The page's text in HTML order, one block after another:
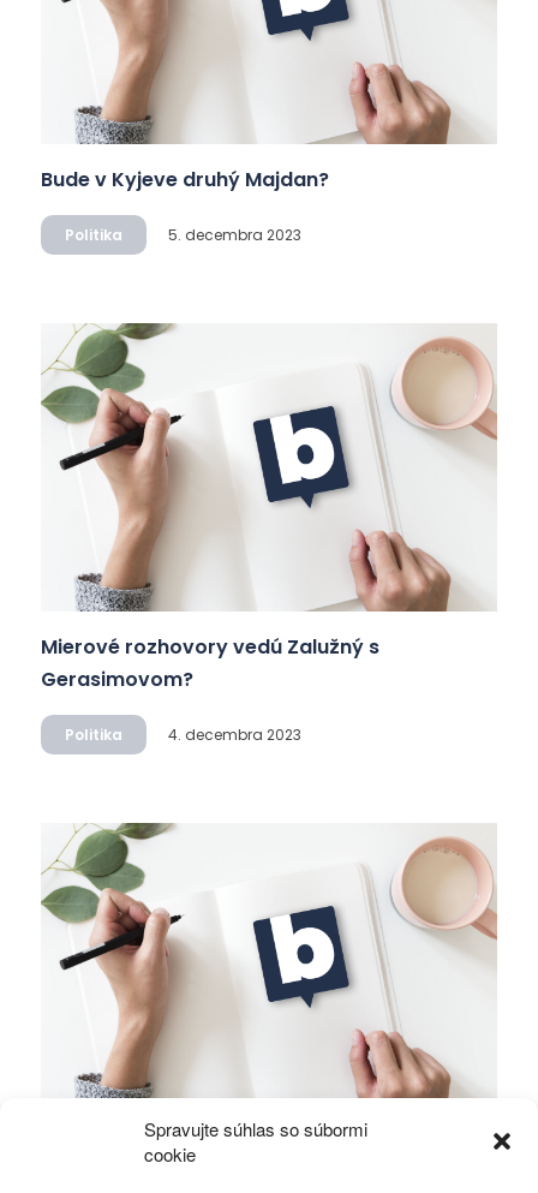
Spravujte súhlas so súbormi
cookie
Bude v Kyjeve druhý Majdan?
Politika 5. decembra 2023
Mierové rozhovory vedú Zalužný s
Gerasimovom?
Politika 4. decembra 2023
Ficova vláda a médiá…